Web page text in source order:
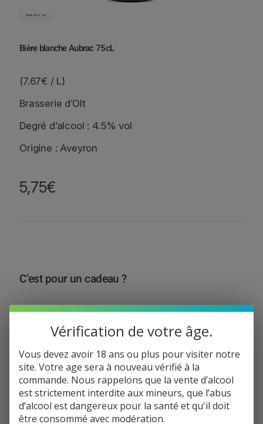
Bière
Bière blanche Aubrac 75cL
(7.67€ / L)
Brasserie d’Olt
Degré d’alcool : 4.5% vol
Origine : Aveyron
5,75€
C’est pour un cadeau ?
Oui, je souhaite un emballage gratuit
Total de la commande: 5,75€
q
u
a
n
− + Ajouter au panier
Vérification de votre âge.
Vous devez avoir 18 ans ou plus pour visiter notre
site. Votre age sera à nouveau vérifié à la
commande. Nous rappelons que la vente d’alcool
est strictement interdite aux mineurs, que l’abus
d’alcool est dangereux pour la santé et qu'il doit
être consommé avec modération.